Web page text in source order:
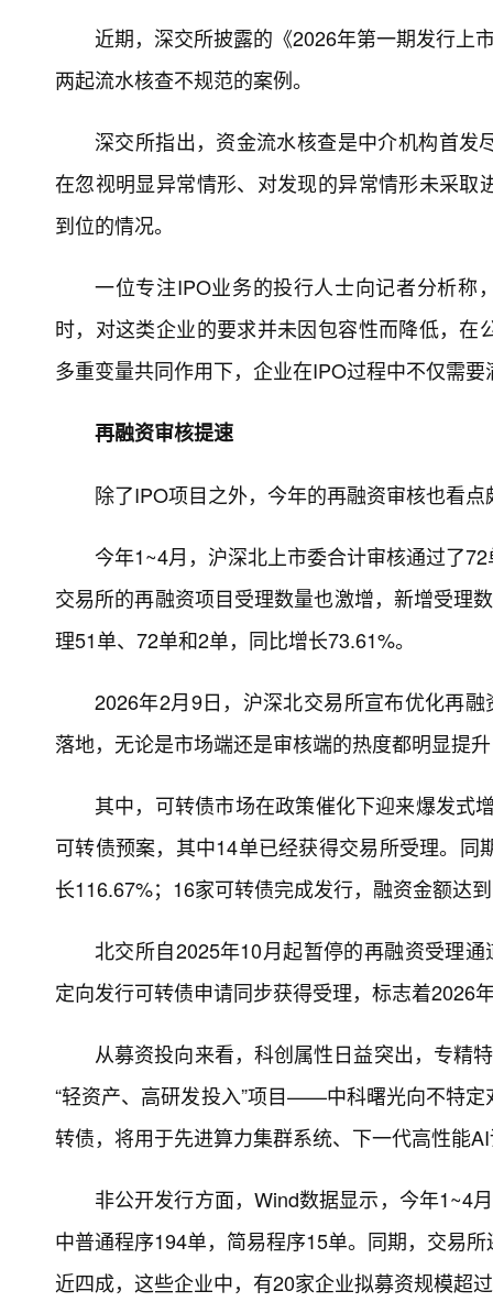
近期，深交所披露的《2026年第一期发行上
两起流水核查不规范的案例。
深交所指出，资金流水核查是中介机构首
在忽视明显异常情形、对发现的异常情形未采
到位的情况。
一位专注IPO业务的投行人士向记者分析称
时，对这类企业的要求并未因包容性而降低，
多重变量共同作用下，企业在IPO过程中不仅需
再融资审核提速
除了IPO项目之外，今年的再融资审核也看点
今年1~4月，沪深北上市委合计审核通过了
交易所的再融资项目受理数量也激增，新增受理
理51单、72单和2单，同比增长73.61%。
2026年2月9日，沪深北交易所宣布优化再
落地，无论是市场端还是审核端的热度都明显提
其中，可转债市场在政策催化下迎来爆发式
可转债预案，其中14单已经获得交易所受理。
长116.67%；16家可转债完成发行，融资金额达
北交所自2025年10月起暂停的再融资受理
定向发行可转债申请同步获得受理，标志着2026
从募资投向来看，科创属性日益突出，专精
“轻资产、高研发投入”项目——中科曙光向不特
转债，将用于先进算力集群系统、下一代高性能
非公开发行方面，Wind数据显示，今年1~4
中普通程序194单，简易程序15单。同期，交易
近四成，这些企业中，有20家企业拟募资规模超